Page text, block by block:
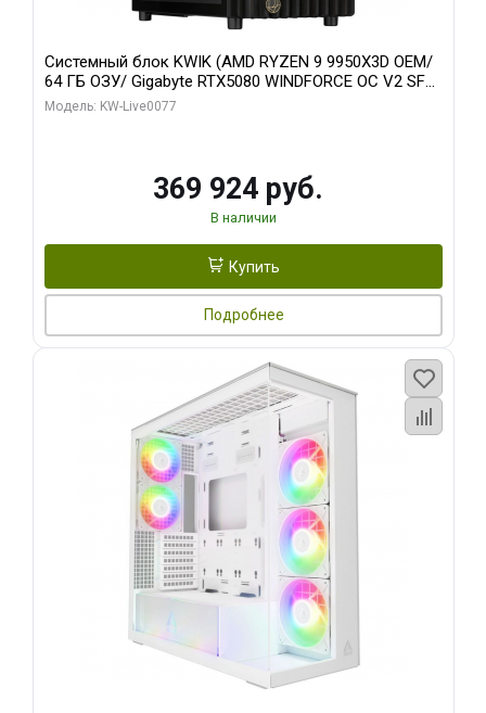
Системный блок KWIK (AMD RYZEN 9 9950X3D OEM/
64 ГБ ОЗУ/ Gigabyte RTX5080 WINDFORCE OC V2 SFF
16GB GDDR7 256b/ 960 ГБ SSD)
Модель: KW-Live0077
369 924 руб.
В наличии
Купить
Подробнее